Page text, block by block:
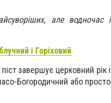
але водночас і
і Горіховий
завершує церковний рік і
Богородичний або просто